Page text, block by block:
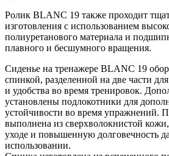
Ролик BLANC 19 также проходит
изготовления с использованием
полиуретанового материала и
плавного и бесшумного вращения.
Сиденье на тренажере BLANC 19
спинкой, разделенной на две части
и удобства во время тренировок.
установлены подлокотники для
устойчивости во время упражнений.
выполнена из сверхволокнистой кожи,
уходе и повышенную долговечность
использовании.